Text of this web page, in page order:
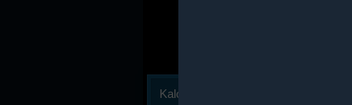
Kalóriaszámlálás